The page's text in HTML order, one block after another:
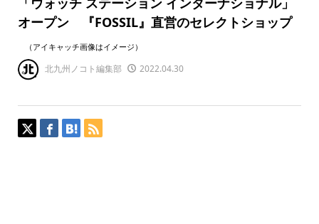
オープン 『FOSSIL』直営のセレクトショップ
（アイキャッチ画像はイメージ）
北九州ノコト編集部 2022.04.30